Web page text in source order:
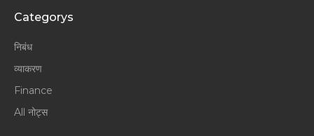
Categorys
निबंध
व्याकरण
Finance
All नोट्स